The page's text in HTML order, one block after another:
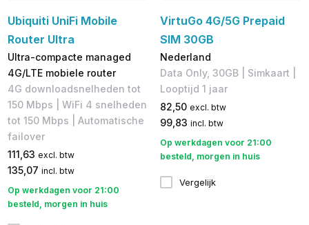
Ubiquiti UniFi Mobile
Router Ultra
Ultra-compacte managed
4G/LTE mobiele router
4G downloadsnelheden tot
150 Mbps | WiFi 4 snelheden
tot 150 Mbps | Automatische
failover
111,63 excl. btw
135,07 incl. btw
Op werkdagen voor 21:00
besteld, morgen in huis
VirtuGo 4G/5G Prepaid
SIM 30GB
Nederland
Data Only, 30GB | Simkaart |
Looptijd 1 jaar
82,50 excl. btw
99,83 incl. btw
Op werkdagen voor 21:00
besteld, morgen in huis
Vergelijk